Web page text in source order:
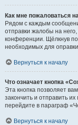
Как мне пожаловаться
Рядом с каждым
отправки жалобы на
конференции. Щёлкнув
необходимых для
Вернуться к началу
Что означает кнопка
Эта кнопка позволяет
закончить и отправить
перейдите в параграф
Вернуться к началу